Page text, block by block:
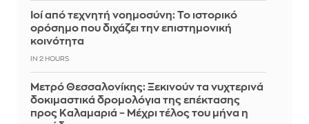
Ιοί από τεχνητή νοημοσύνη: Το ιστορικό
ορόσημο που διχάζει την επιστημονική
κοινότητα
IN 2 HOURS
Μετρό Θεσσαλονίκης: Ξεκινούν τα νυχτερινά
δοκιμαστικά δρομολόγια της επέκτασης
προς Καλαμαριά – Μέχρι τέλος του μήνα η